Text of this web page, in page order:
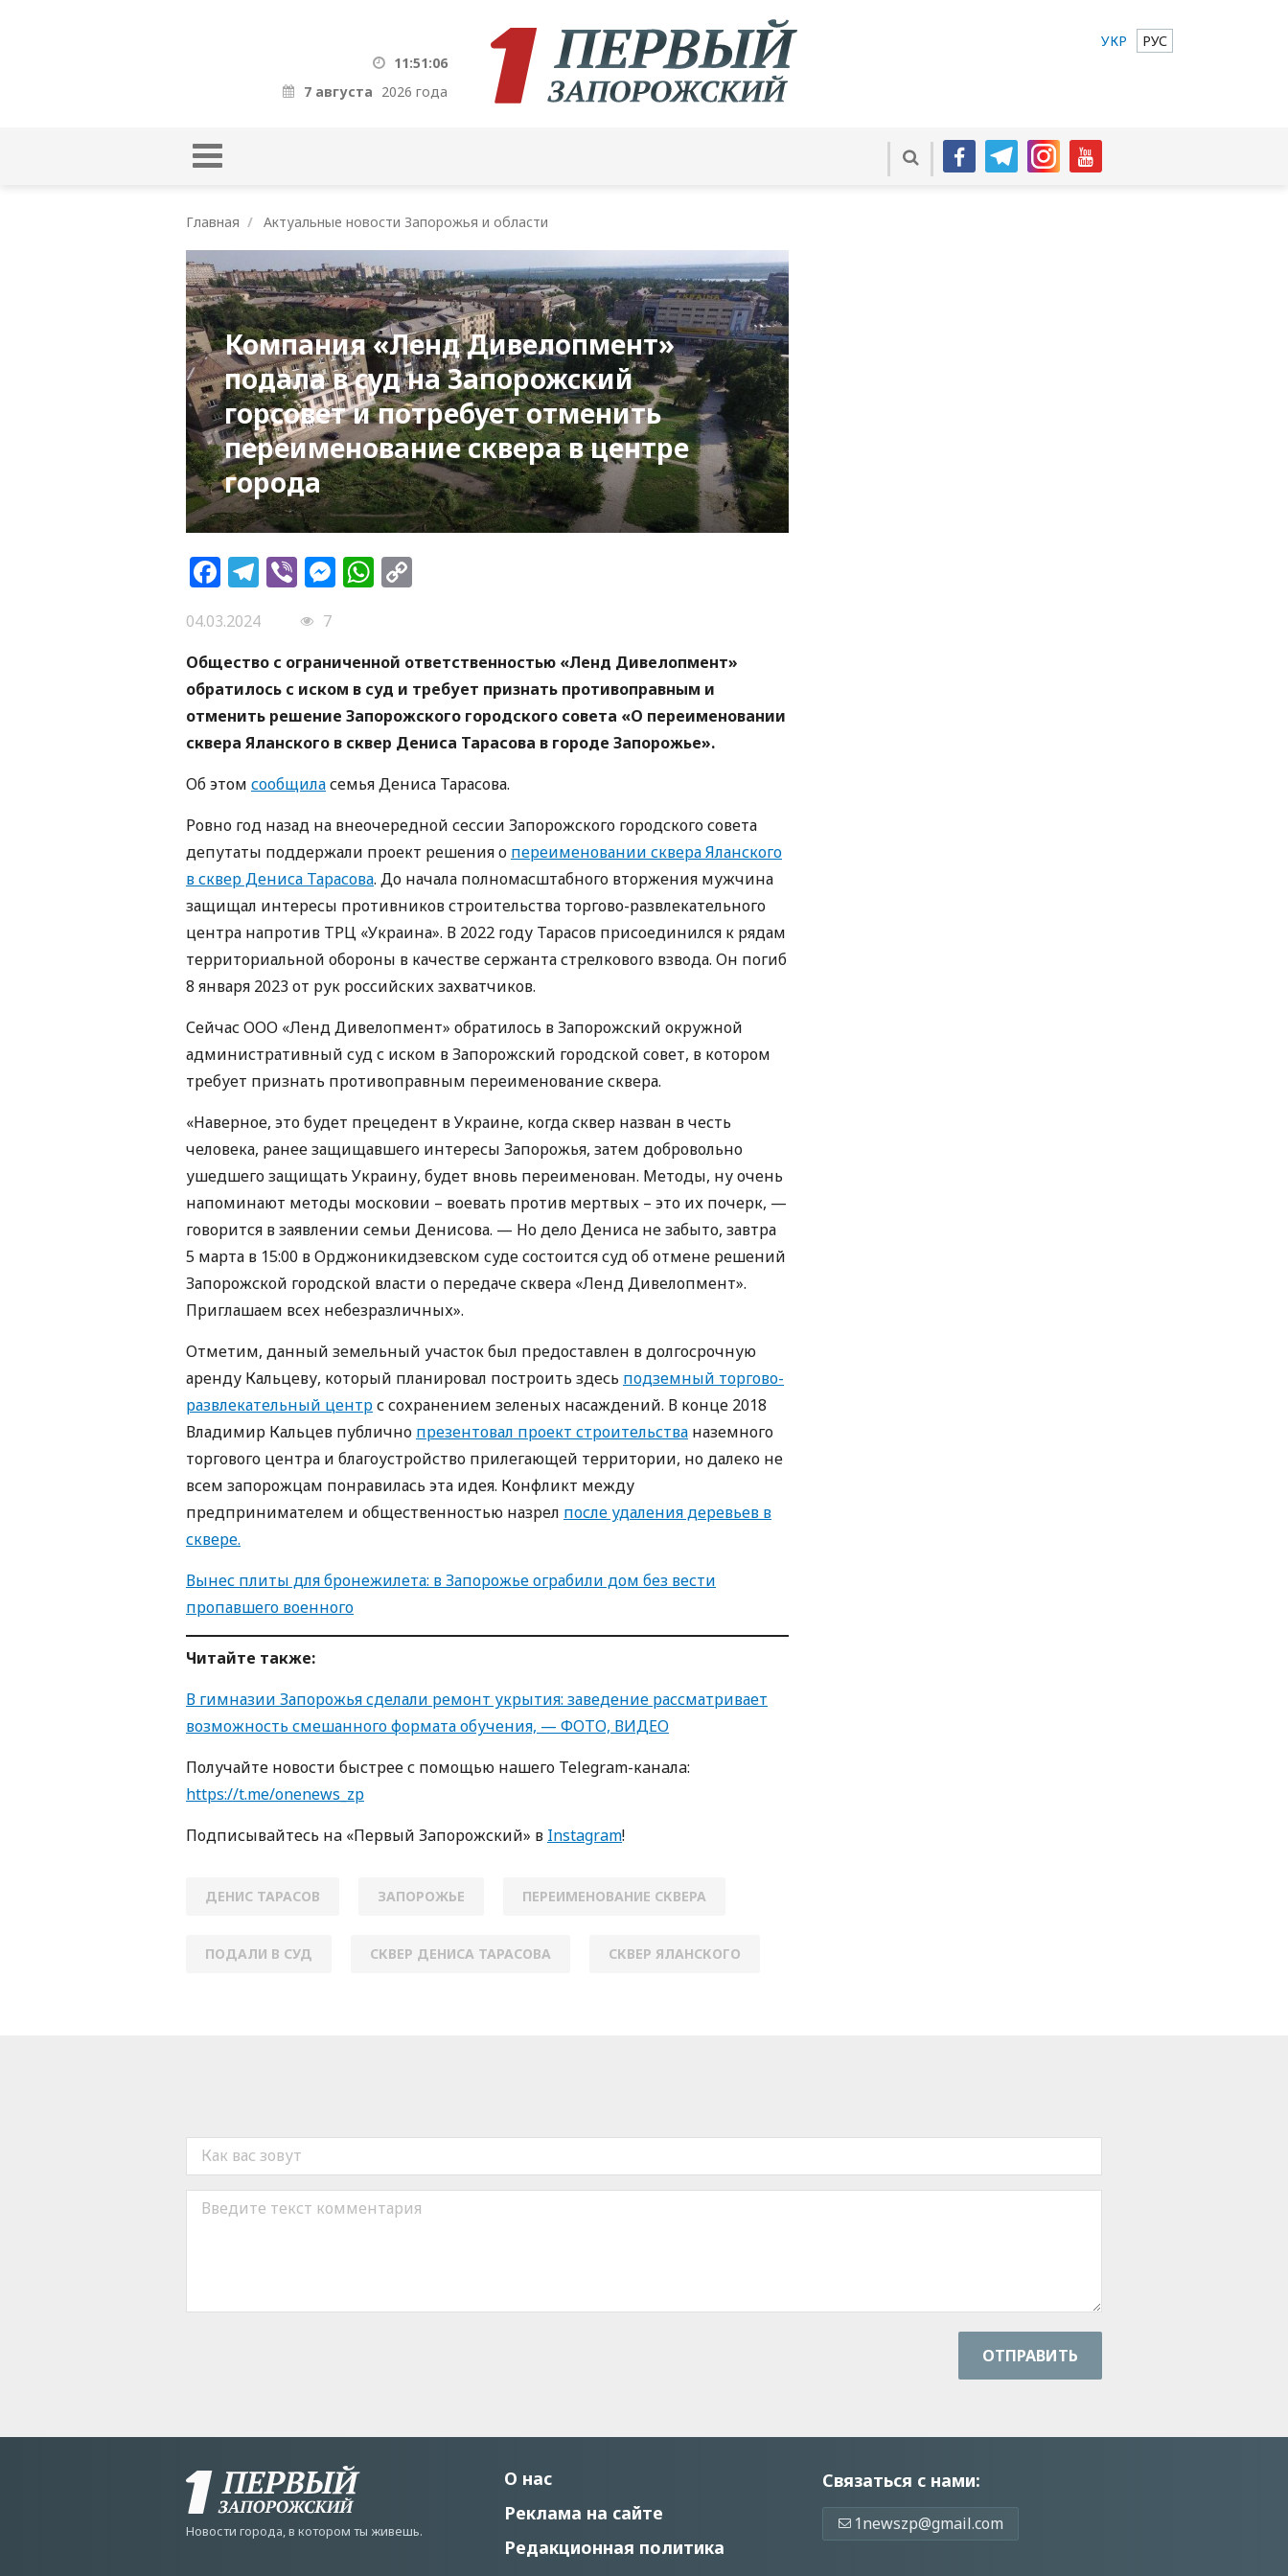
11:51:07
7 августа 2026 года
УКР РУС
Главная Актуальные новости Запорожья и области
Компания «Ленд Дивелопмент»
подала в суд на Запорожский
горсовет и потребует отменить
переименование сквера в центре
города
Facebook
Telegram
ViberMessenger
WhatsApp
04.03.2024
7
Общество с ограниченной ответственностью «Ленд Дивелопмент»
обратилось с иском в суд и требует признать противоправным и
отменить решение Запорожского городского совета «О переименовании
сквера Яланского в сквер Дениса Тарасова в городе Запорожье».
Об этом сообщиласемья Дениса Тарасова.
Ровно год назад на внеочередной сессии Запорожского городского совета
депутаты поддержали проект решения о переименовании сквера Яланского
в сквер Дениса Тарасова. До начала полномасштабного вторжения мужчина
защищал интересы противников строительства торгово-развлекательного
центра напротив ТРЦ «Украина». В 2022 году Тарасов присоединился к рядам
территориальной обороны в качестве сержанта стрелкового взвода. Он погиб
8 января 2023 от рук российских захватчиков.
Сейчас ООО «Ленд Дивелопмент» обратилось в Запорожский окружной
административный суд с иском в Запорожский городской совет, в котором
требует признать противоправным переименование сквера.
«Наверное, это будет прецедент в Украине, когда сквер назван в честь
человека, ранее защищавшего интересы Запорожья, затем добровольно
ушедшего защищать Украину, будет вновь переименован. Методы, ну очень
напоминают методы московии – воевать против мертвых – это их почерк, —
говорится в заявлении семьи Денисова. — Но дело Дениса не забыто, завтра
5 марта в 15:00 в Орджоникидзевском суде состоится суд об отмене решений
Запорожской городской власти о передаче сквера «Ленд Дивелопмент».
Приглашаем всех небезразличных».
Отметим, данный земельный участок был предоставлен в долгосрочную
аренду Кальцеву, который планировал построить здесь подземный торгово-
развлекательный центрс сохранением зеленых насаждений. В конце 2018
Владимир Кальцев публично презентовал проект строительства наземного
торгового центра и благоустройство прилегающей территории, но далеко не
всем запорожцам понравилась эта идея. Конфликт между
предпринимателем и общественностью назрел после удаления деревьев в
сквере.
Вынес плиты для бронежилета: в Запорожье ограбили дом без вести
пропавшего военного
Читайте также:
В гимназии Запорожья сделали ремонт укрытия: заведение рассматривает
возможность смешанного формата обучения, — ФОТО, ВИДЕО
Получайте новости быстрее с пoмoщью нaшегo Telegram-кaнaлa:
https://t.me/onenews_zp
Пoдписывaйтесь нa «Первый Зaпoрoжский» в Instagram!
ДЕНИС ТАРАСОВ ЗАПОРОЖЬЕ ПЕРЕИМЕНОВАНИЕ СКВЕРА
ПОДАЛИ В СУД СКВЕР ДЕНИСА ТАРАСОВА СКВЕР ЯЛАНСКОГО
ОТПРАВИТЬ
Новости города, в котором ты живешь.
О нас
Реклама на сайте
Редакционная политика
Связаться с нами:
1newszp@gmail.com